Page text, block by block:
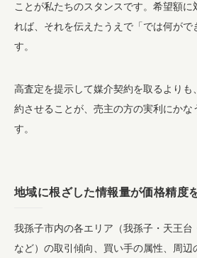
ことが私たちのスタンスです。希望額
れば、それを伝えたうえで「では何がで
す。
高査定を提示して媒介契約を取るより
約させることが、売主の方の実利にかな
す。
地域に根ざした情報量が価格精度
我孫子市内の各エリア（我孫子・天王
など）の取引傾向、買い手の属性、周